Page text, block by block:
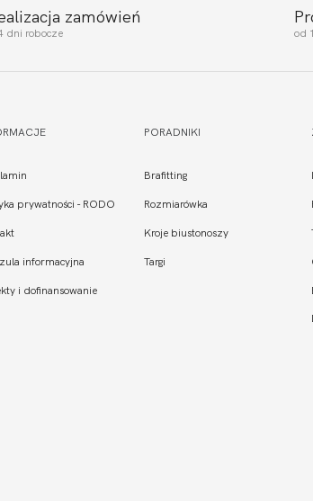
zamówień
dni robocze od
prywatności - RODO
informacyjna
i dofinansowanie
PORADNIKI
Brafitting
Rozmiarówka
Kroje biustonoszy
Targi